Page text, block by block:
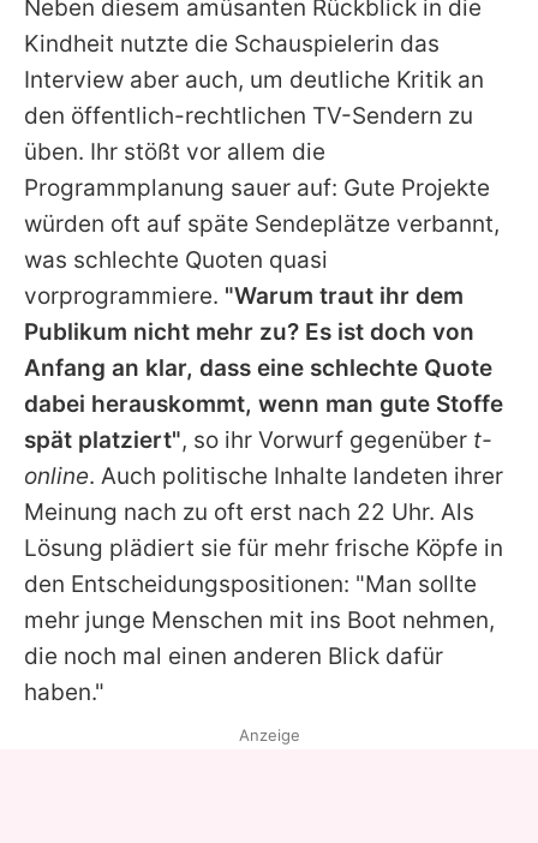
Neben diesem amüsanten Rückblick in die
Kindheit nutzte die Schauspielerin das
Interview aber auch, um deutliche Kritik an
den öffentlich-rechtlichen TV-Sendern zu
üben. Ihr stößt vor allem die
Programmplanung sauer auf: Gute Projekte
würden oft auf späte Sendeplätze verbannt,
was schlechte Quoten quasi
vorprogrammiere. "Warum traut ihr dem
Publikum nicht mehr zu? Es ist doch von
Anfang an klar, dass eine schlechte Quote
dabei herauskommt, wenn man gute Stoffe
spät platziert", so ihr Vorwurf gegenüber t-
online. Auch politische Inhalte landeten ihrer
Meinung nach zu oft erst nach 22 Uhr. Als
Lösung plädiert sie für mehr frische Köpfe in
den Entscheidungspositionen: "Man sollte
mehr junge Menschen mit ins Boot nehmen,
die noch mal einen anderen Blick dafür
haben."
Anzeige